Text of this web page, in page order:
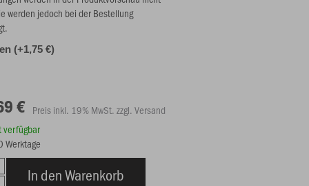
werden jedoch bei der Bestellung
(+1,75 €)
€ Preis inkl. 19% MwSt. zzgl. Versand
verfügbar
Werktage
In den Warenkorb